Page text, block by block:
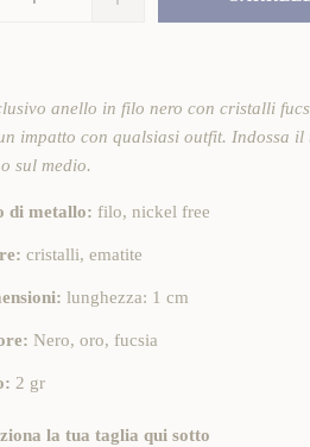
anello in filo nero con cristalli
impatto con qualsiasi outfit. Indossa il
sul medio.
di metallo: filo, nickel free
cristalli, ematite
lunghezza: 1 cm
Nero, oro, fucsia
2 gr
la tua taglia qui sotto